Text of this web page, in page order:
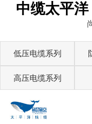
中缆太平
低压电缆系列
高压电缆系列